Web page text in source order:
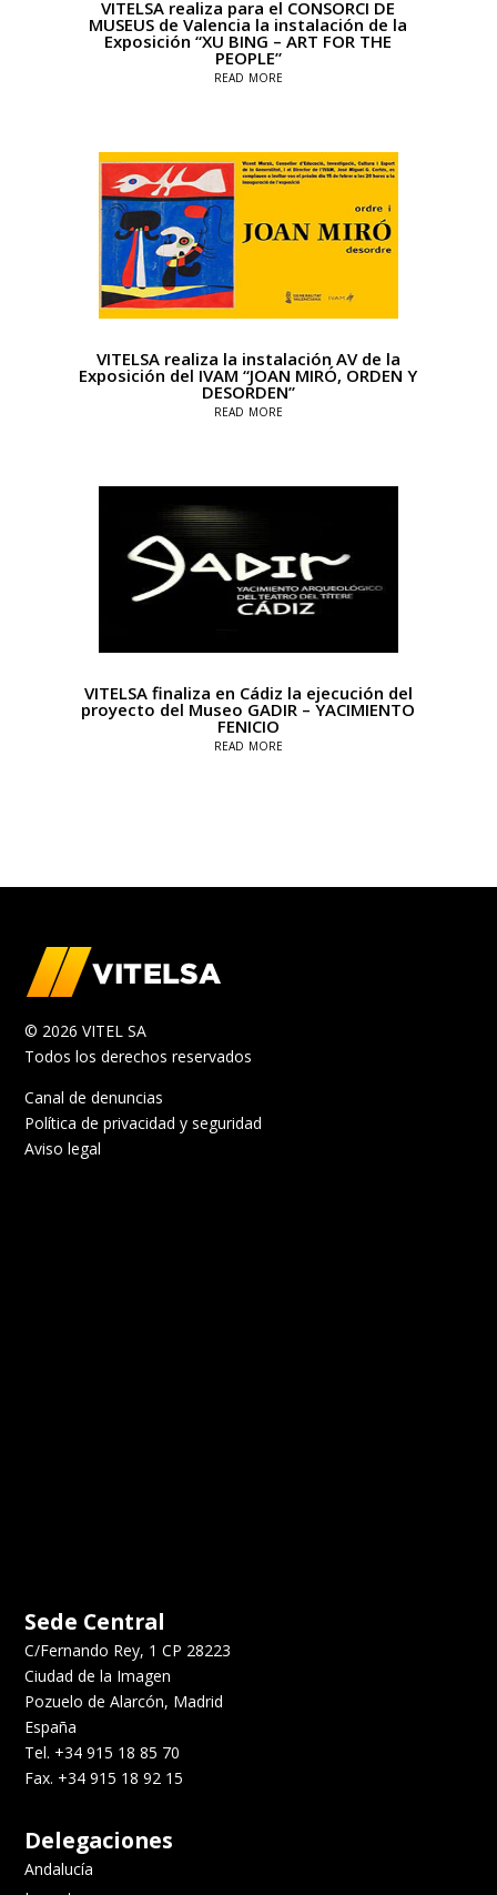
VITELSA realiza para el CONSORCI DE
MUSEUS de Valencia la instalación de la
Exposición “XU BING – ART FOR THE
PEOPLE”
read more
VITELSA realiza la instalación AV de la
Exposición del IVAM “JOAN MIRÓ, ORDEN Y
DESORDEN”
read more
VITELSA finaliza en Cádiz la ejecución del
proyecto del Museo GADIR – YACIMIENTO
FENICIO
read more
© 2026 VITEL SA
Todos los derechos reservados
Canal de denuncias
Política de privacidad y seguridad
Aviso legal
Sede Central
C/Fernando Rey, 1 CP 28223
Ciudad de la Imagen
Pozuelo de Alarcón, Madrid
España
Tel. +34 915 18 85 70
Fax. +34 915 18 92 15
Delegaciones
Andalucía